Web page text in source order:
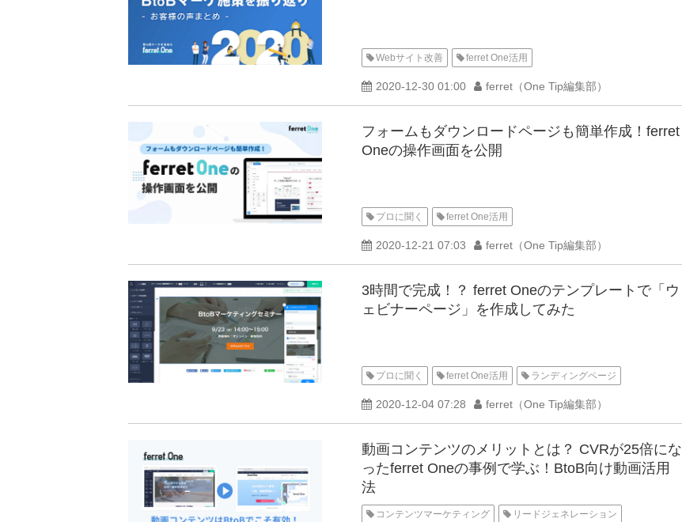
Webサイト改善 ferret One活用
2020-12-30 01:00 ferret（One Tip編集部）
フォームもダウンロードページも簡単作成！ferret
Oneの操作画面を公開
プロに聞く ferret One活用
2020-12-21 07:03 ferret（One Tip編集部）
3時間で完成！？ ferret Oneのテンプレートで「ウ
ェビナーページ」を作成してみた
プロに聞く ferret One活用 ランディングページ
2020-12-04 07:28 ferret（One Tip編集部）
動画コンテンツのメリットとは？ CVRが25倍にな
ったferret Oneの事例で学ぶ！BtoB向け動画活用
法
コンテンツマーケティング リードジェネレーション